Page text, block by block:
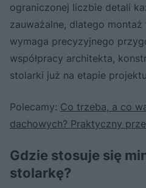
ograniczonej liczbie detali
zauważalne, dlatego
wymaga precyzyjnego
współpracy architekta,
stolarki już na etapie
Polecamy: Co trzeba, a co
dachowych? Praktyczny
Gdzie stosuje się
stolarkę?